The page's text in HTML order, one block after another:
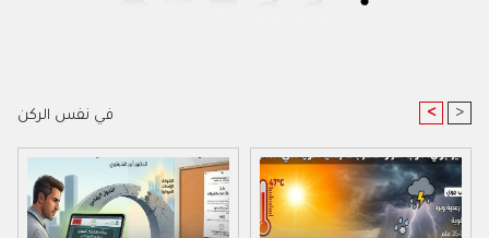
في نفس الركن < >